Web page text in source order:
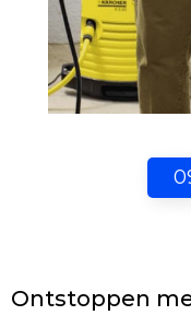
Ontstoppen